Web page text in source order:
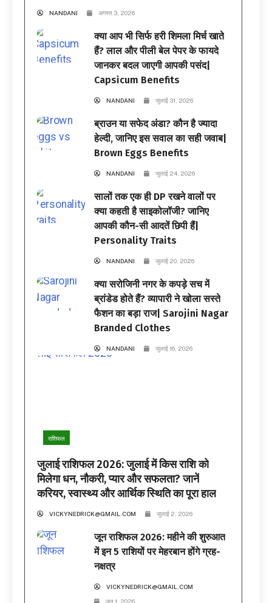
NANDANI अगस्त 3, 2026
क्या आप भी सिर्फ हरी शिमला मिर्च खाते
हैं? लाल और पीली बेल पेपर के फायदे
जानकर बदल जाएगी आपकी पसंद|
Capsicum Benefits
NANDANI जुलाई 31, 2026
ब्राउन या सफेद अंडा? कौन है ज्यादा
हेल्दी, जानिए इस सवाल का सही जवाब|
Brown Eggs Benefits
NANDANI जुलाई 24, 2026
सालों तक एक ही DP रखने वालों पर
क्या कहती है साइकोलॉजी? जानिए
आपकी कौन-सी आदतें छिपी हैं|
Personality Traits
NANDANI जुलाई 20, 2026
क्या सरोजिनी नगर के कपड़े सच में
ब्रांडेड होते हैं? व्यापारी ने खोला सस्ते
फैशन का बड़ा राज| Sarojini Nagar
Branded Clothes
NANDANI जुलाई 16, 2026
राशिफल
जुलाई राशिफल 2026: जुलाई में किस राशि को
मिलेगा धन, नौकरी, प्यार और सफलता? जानें
करियर, स्वास्थ्य और आर्थिक स्थिति का पूरा हाल
VICKYNEDRICK@GMAIL.COM जुलाई 2, 2026
जून राशिफल 2026: महीने की शुरुआत
में इन 5 राशियों पर मेहरबान होंगे ग्रह-
नक्षत्र
VICKYNEDRICK@GMAIL.COM
जून 1, 2026